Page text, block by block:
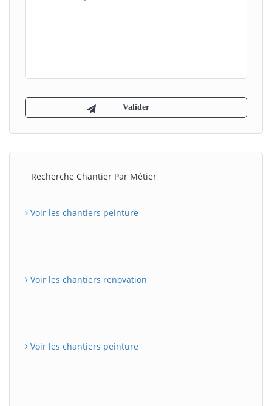
Recherche Chantier Par Métier
Voir les chantiers peinture
Voir les chantiers renovation
Voir les chantiers peinture